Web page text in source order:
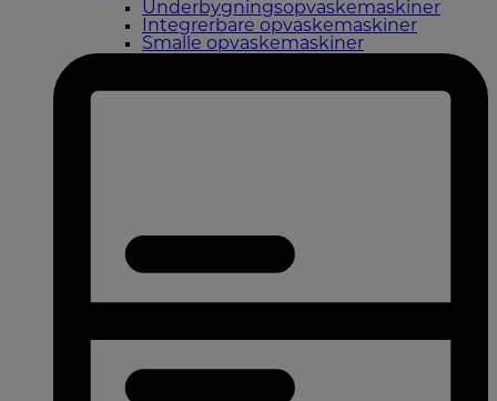
Underbygningsopvaskemaskiner
Integrerbare opvaskemaskiner
Smalle opvaskemaskiner